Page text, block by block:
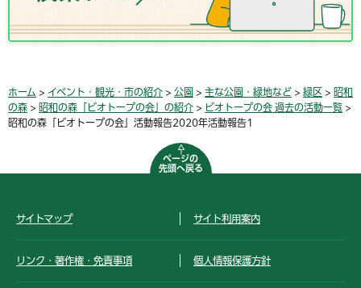
ホーム > イベント・観光・市の紹介 > 公園 > 主な公園・緑地など > 緑区 > 昭和
の森 > 昭和の森「ビオトープの会」の紹介 > ビオトープの会 過去の活動一覧 >
昭和の森「ビオトープの会」活動報告2020年活動報告1
ページの
先頭へ戻る
サイトマップ サイト利用案内
リンク・著作権・免責事項 個人情報保護方針